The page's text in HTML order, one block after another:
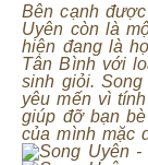
Bên cạnh
Uyên còn là
hiện đang là
Tân Bình với
sinh giỏi.
yêu mến vì
giúp đỡ bạn
của mình mặc